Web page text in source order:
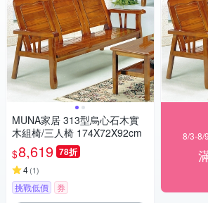
MUNA家居 313型烏心石木實
木組椅/三人椅 174X72X92cm
$8,619 78折
4(1)
挑戰低價 券
8/3-8/